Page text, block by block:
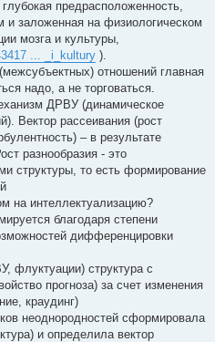
предрасположенность,
и заложенная на физиологическом
мозга и культуры,
... _i_kultury ).
отношений главная
надо, а не торговаться.
ДРВУ (динамическое
Вектор рассеивания (рост
– в результате
разнообразия - это
структуры, то есть формирование
на интеллектуализацию?
благодаря степени
дифференцировки
флуктуации) структура с
прогноза) за счет изменения
краудинг)
неоднородностей сформировала
и определила вектор